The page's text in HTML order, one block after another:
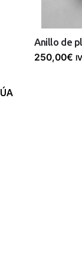
Anillo de
250,00€